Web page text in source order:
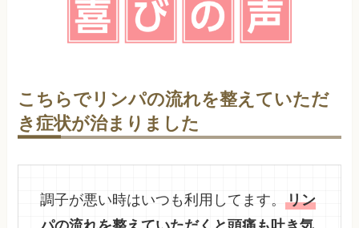
こちらでリンパの流れを整えていただ
き症状が治まりました
調子が悪い時はいつも利用してます。リン